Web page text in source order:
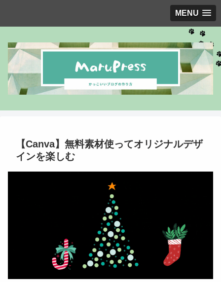
MENU
【Canva】無料素材使ってオリジナルデザ
インを楽しむ